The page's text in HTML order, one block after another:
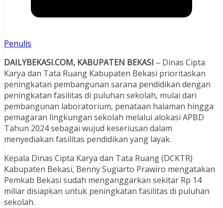
Penulis
DAILYBEKASI.COM, KABUPATEN BEKASI – Dinas Cipta
Karya dan Tata Ruang Kabupaten Bekasi prioritaskan
peningkatan pembangunan sarana pendidikan dengan
peningkatan fasilitas di puluhan sekolah, mulai dari
pembangunan laboratorium, penataan halaman hingga
pemagaran lingkungan sekolah melalui alokasi APBD
Tahun 2024 sebagai wujud keseriusan dalam
menyediakan fasilitas pendidikan yang layak.
Kepala Dinas Cipta Karya dan Tata Ruang (DCKTR)
Kabupaten Bekasi, Benny Sugiarto Prawiro mengatakan
Pemkab Bekasi sudah menganggarkan sekitar Rp 14
miliar disiapkan untuk peningkatan fasilitas di puluhan
sekolah.